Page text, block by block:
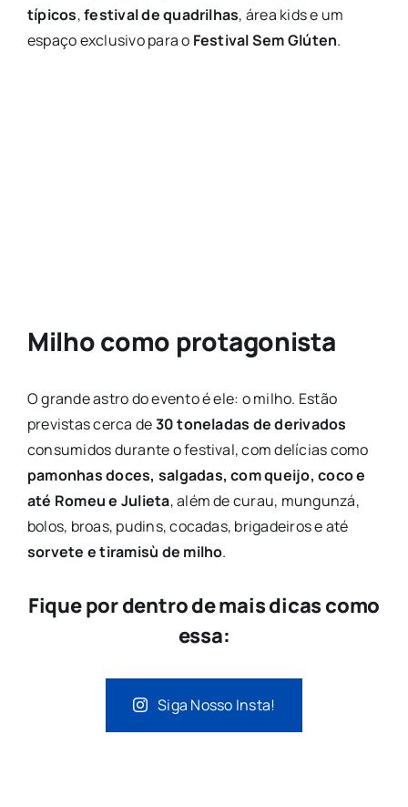
típicos,festival de quadrilhas, área kids e um
espaço exclusivo para o Festival Sem Glúten.
Milho como protagonista
O grande astro do evento é ele: o milho. Estão
previstas cerca de30 toneladas de derivados
consumidos durante o festival, com delícias como
pamonhas doces, salgadas, com queijo, coco e
até Romeu e Julieta, além de curau, mungunzá,
bolos, broas, pudins, cocadas, brigadeiros e até
sorvete e tiramisù de milho.
Fique por dentro de mais dicas como
essa:
Siga Nosso Insta!